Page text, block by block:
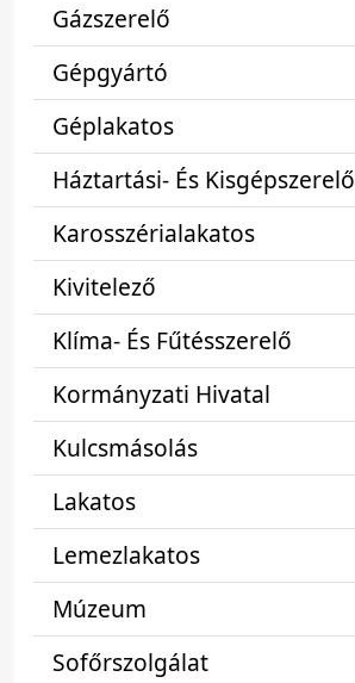
Gázszerelő
Gépgyártó
Géplakatos
Háztartási- És Kisgépszerelő
Karosszérialakatos
Kivitelező
Klíma- És Fűtésszerelő
Kormányzati Hivatal
Kulcsmásolás
Lakatos
Lemezlakatos
Múzeum
Sofőrszolgálat